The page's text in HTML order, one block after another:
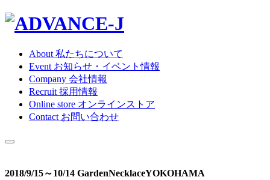
About 私たちについて
Event お知らせ・イベント情報
Company 会社情報
Recruit 採用情報
Online store オンラインストア
Contact お問い合わせ
2018/9/15～10/14 GardenNecklaceYOKOHAMA